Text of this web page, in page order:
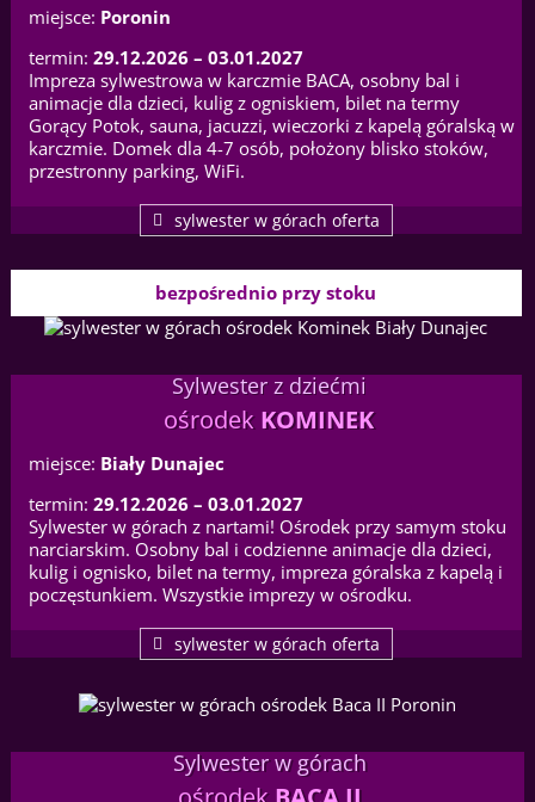
miejsce: Poronin
termin: 29.12.2026 – 03.01.2027
Impreza sylwestrowa w karczmie BACA, osobny bal i
animacje dla dzieci, kulig z ogniskiem, bilet na termy
Gorący Potok, sauna, jacuzzi, wieczorki z kapelą góralską w
karczmie. Domek dla 4-7 osób, położony blisko stoków,
przestronny parking, WiFi.
sylwester w górach oferta
bezpośrednio przy stoku
Sylwester z dziećmi
ośrodekKOMINEK
miejsce: Biały Dunajec
termin: 29.12.2026 – 03.01.2027
Sylwester w górach z nartami! Ośrodek przy samym stoku
narciarskim. Osobny bal i codzienne animacje dla dzieci,
kulig i ognisko, bilet na termy, impreza góralska z kapelą i
poczęstunkiem. Wszystkie imprezy w ośrodku.
sylwester w górach oferta
Sylwester w górach